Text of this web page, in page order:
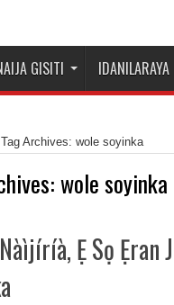
GISITI IDANILARAYA
Tag Archives: wole soyinka
wole soyinka
Ẹ Sọ Ẹran